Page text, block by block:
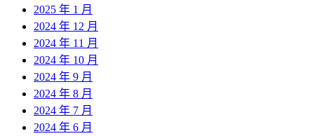
2025 年 1 月
2024 年 12 月
2024 年 11 月
2024 年 10 月
2024 年 9 月
2024 年 8 月
2024 年 7 月
2024 年 6 月